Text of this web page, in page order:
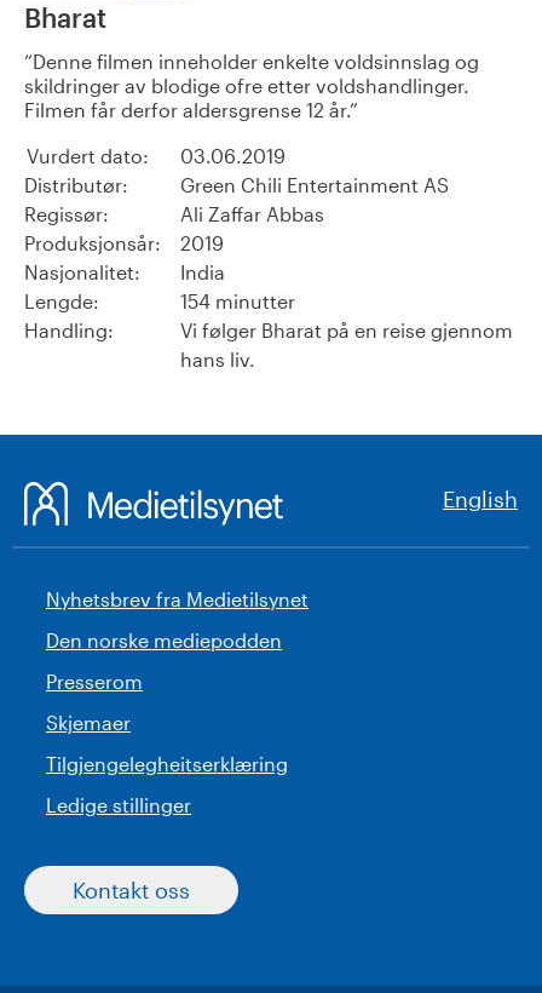
Bharat
Denne filmen inneholder enkelte voldsinnslag og
skildringer av blodige ofre etter voldshandlinger.
Filmen får derfor aldersgrense 12 år.
Vurdert dato:
03.06.2019
Distributør:
Green Chili Entertainment AS
Regissør:
Ali Zaffar Abbas
Produksjonsår:
2019
Nasjonalitet:
India
Lengde:
154 minutter
Handling:
Vi følger Bharat på en reise gjennom
hans liv.
English
Nyhetsbrev fra Medietilsynet
Den norske mediepodden
Presserom
Skjemaer
Tilgjengelegheitserklæring
Ledige stillinger
Kontakt oss